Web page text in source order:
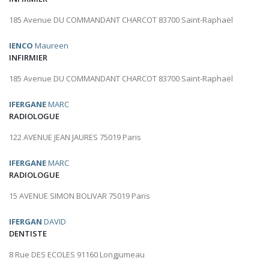
185 Avenue DU COMMANDANT CHARCOT 83700 Saint-Raphaël
IENCO Maureen
INFIRMIER
185 Avenue DU COMMANDANT CHARCOT 83700 Saint-Raphaël
IFERGANEMARC
RADIOLOGUE
122 AVENUE JEAN JAURES 75019 Paris
IFERGANEMARC
RADIOLOGUE
15 AVENUE SIMON BOLIVAR 75019 Paris
IFERGAN DAVID
DENTISTE
8 Rue DES ECOLES 91160 Longjumeau